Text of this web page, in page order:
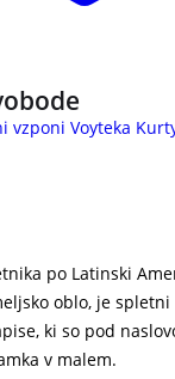
vzponi Voyteka
po Latinski
oblo, je
ki so pod
v malem.